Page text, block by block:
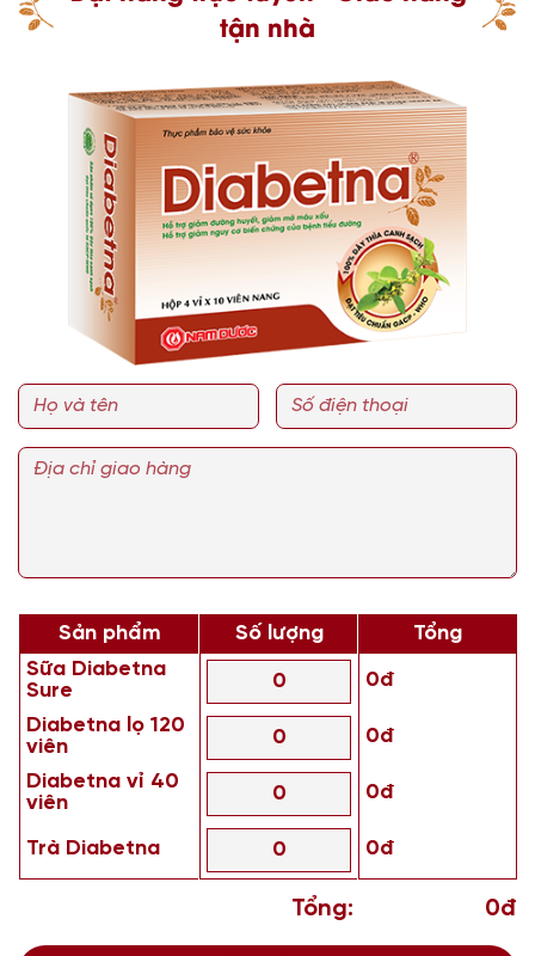
tận nhà
Sản phẩm
Sữa Diabetna
Sure
Diabetna lọ 120
viên
Diabetna vỉ 40
viên
Trà Diabetna
Số lượng Tổng
0đ
0đ
0đ
0đ
Tổng: 0đ